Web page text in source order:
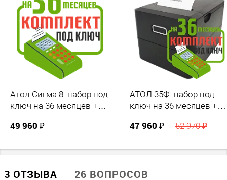
Атол Сигма 8: набор под
ключ на 36 месяцев +
49 960 ₽
АТОЛ 35Ф: набор под
ключ на 36 месяцев +
47 960 ₽ 52 970 ₽
3 ОТЗЫВА 26 ВОПРОСОВ